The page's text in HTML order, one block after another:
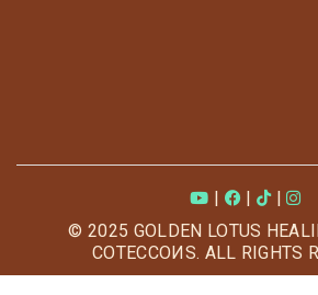
| |
|
© 2025 GOLDEN LOTUS
COTECCOИS. ALL RIGHTS